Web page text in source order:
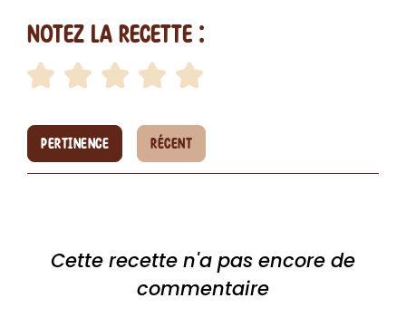
Notez la recette :
PERTINENCE RÉCENT
Cette recette n'a pas encore de
commentaire